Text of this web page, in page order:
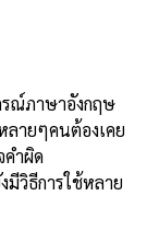
รณ์ภาษาอังกฤษ
ลายๆคนต้องเคย
ำผิด
มีวิธีการใช้หลาย